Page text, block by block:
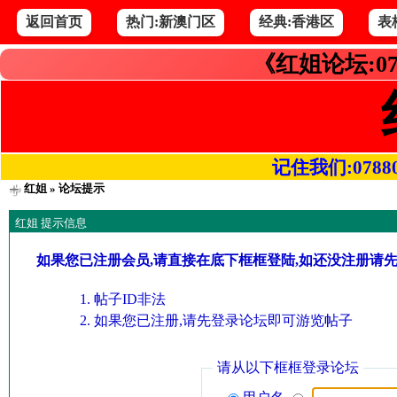
返回首页 热门:新澳门区 经典:香港区 表
《红姐论坛
记住我们
红姐» 论坛提示
红姐 提示信息
如果您已注册会员,请直接在底下框框登陆,如还没注册请
帖子ID非法
如果您已注册,请先登录论坛即可游览帖子
请从以下框框登录论坛